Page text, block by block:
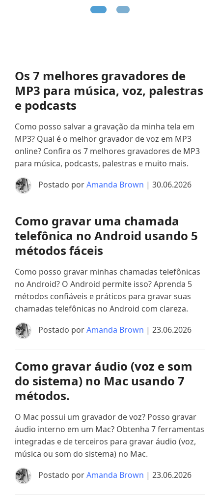
Os 7 melhores gravadores de
MP3 para música, voz, palestras
e podcasts
Como posso salvar a gravação da minha tela em
MP3? Qual é o melhor gravador de voz em MP3
online? Confira os 7 melhores gravadores de MP3
para música, podcasts, palestras e muito mais.
Postado porAmanda Brown | 30.06.2026
Como gravar uma chamada
telefônica no Android usando 5
métodos fáceis
Como posso gravar minhas chamadas telefônicas
no Android? O Android permite isso? Aprenda 5
métodos confiáveis ​​e práticos para gravar suas
chamadas telefônicas no Android com clareza.
Postado porAmanda Brown | 23.06.2026
Como gravar áudio (voz e som
do sistema) no Mac usando 7
métodos.
O Mac possui um gravador de voz? Posso gravar
áudio interno em um Mac? Obtenha 7 ferramentas
integradas e de terceiros para gravar áudio (voz,
música ou som do sistema) no Mac.
Postado porAmanda Brown | 23.06.2026